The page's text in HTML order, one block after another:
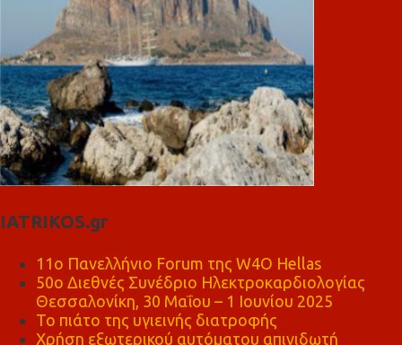
IATRIKOS.gr
11ο Πανελλήνιο Forum της W4O Hellas
50ο Διεθνές Συνέδριο Ηλεκτροκαρδιολογίας
Θεσσαλονίκη, 30 Μαΐου – 1 Ιουνίου 2025
Το πιάτο της υγιεινής διατροφής
Χρήση εξωτερικού αυτόματου απινιδωτή